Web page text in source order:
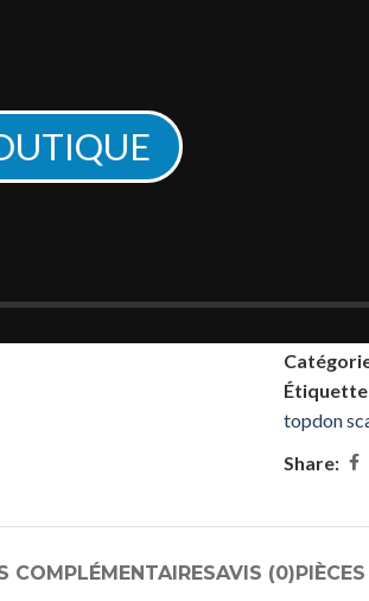
Avec
topdon
Share:
COMPLÉMENTAIRESAVIS (0)